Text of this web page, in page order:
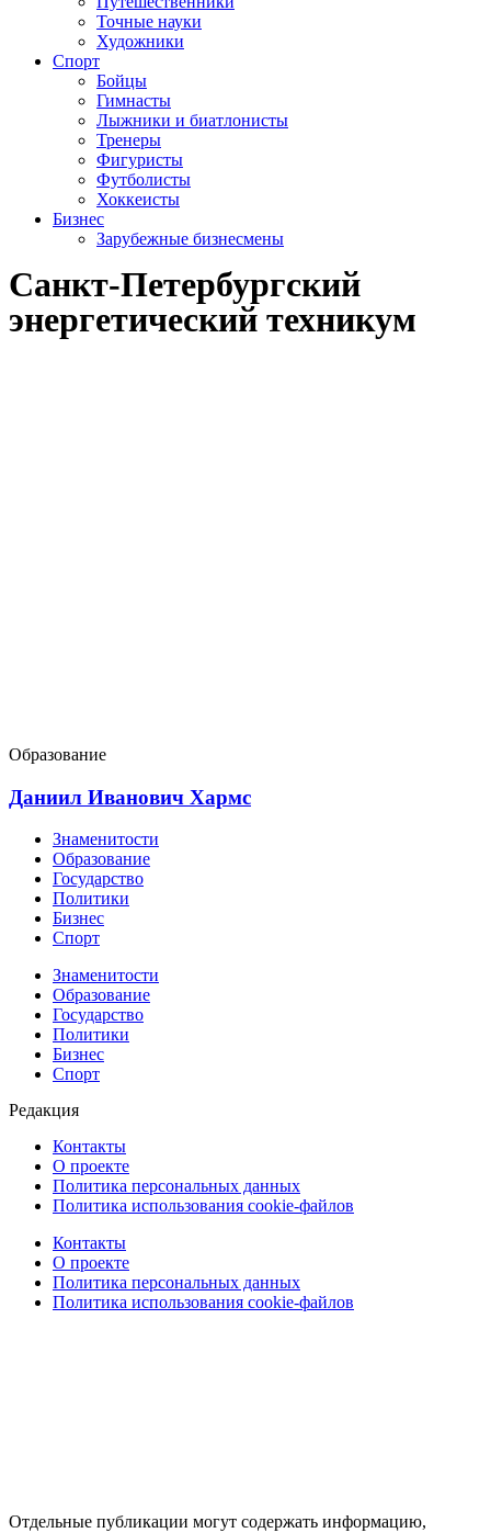
Точные науки
Художники
Спорт
Бойцы
Гимнасты
Лыжники и биатлонисты
Тренеры
Фигуристы
Футболисты
Хоккеисты
Бизнес
Зарубежные бизнесмены
Санкт-Петербургский
энергетический техникум
Образование
Даниил Иванович Хармс
Знаменитости
Образование
Государство
Политики
Бизнес
Спорт
Знаменитости
Образование
Государство
Политики
Бизнес
Спорт
Редакция
Контакты
О проекте
Политика персональных данных
Политика использования cookie-файлов
Контакты
О проекте
Политика персональных данных
Политика использования cookie-файлов
Отдельные публикации могут содержать информацию,